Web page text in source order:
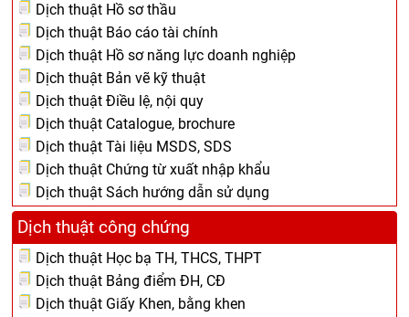
Dịch thuật Hồ sơ thầu
Dịch thuật Báo cáo tài chính
Dịch thuật Hồ sơ năng lực doanh nghiệp
Dịch thuật Bản vẽ kỹ thuật
Dịch thuật Điều lệ, nội quy
Dịch thuật Catalogue, brochure
Dịch thuật Tài liệu MSDS, SDS
Dịch thuật Chứng từ xuất nhập khẩu
Dịch thuật Sách hướng dẫn sử dụng
Dịch thuật công chứng
Dịch thuật Học bạ TH, THCS, THPT
Dịch thuật Bảng điểm ĐH, CĐ
Dịch thuật Giấy Khen, bằng khen